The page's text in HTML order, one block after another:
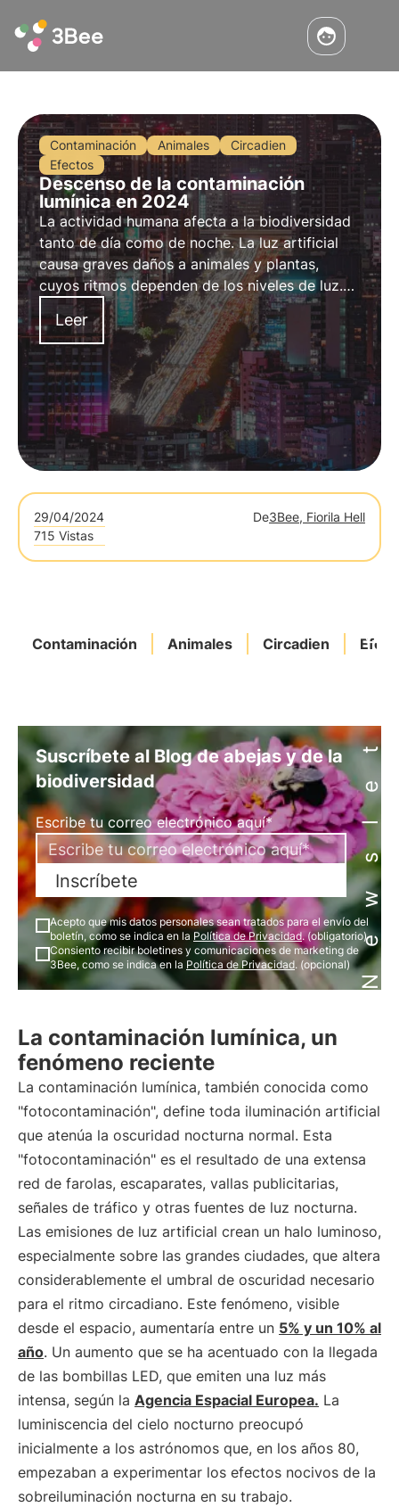
Contaminación Animales
Circadien
Efectos
Descenso de la contaminación
lumínica en 2024
La actividad humana afecta a la biodiversidad
tanto de día como de noche. La luz artificial
causa graves daños a animales y plantas,
cuyos ritmos dependen de los niveles de luz.
Afortunadamente, la contaminación lumínica
en Francia está disminuyendo desde principios
de 2024.
Leer
29/04/2024 De3Bee, Fiorila Hell
715 Vistas
Contaminación Animales Circadien Newsletter
Suscríbete al Blog de abejas y de la
biodiversidad
Escribe tu correo electrónico aquí*
Inscríbete
Acepto que mis datos personales sean tratados para el envío del
boletín, como se indica en la Política de Privacidad. (obligatorio)
Consiento recibir boletines y comunicaciones de marketing de
3Bee, como se indica en la Política de Privacidad. (opcional)
La contaminación lumínica, un
fenómeno reciente
La contaminación lumínica, también conocida como
"fotocontaminación", define toda iluminación artificial
que atenúa la oscuridad nocturna normal. Esta
"fotocontaminación" es el resultado de una extensa
red de farolas, escaparates, vallas publicitarias,
señales de tráfico y otras fuentes de luz nocturna.
Las emisiones de luz artificial crean un halo luminoso,
especialmente sobre las grandes ciudades, que altera
considerablemente el umbral de oscuridad necesario
para el ritmo circadiano. Este fenómeno, visible
desde el espacio, aumentaría entre un 5% y un 10% al
año. Un aumento que se ha acentuado con la llegada
de las bombillas LED, que emiten una luz más
intensa, según la Agencia Espacial Europea. La
luminiscencia del cielo nocturno preocupó
inicialmente a los astrónomos que, en los años 80,
empezaban a experimentar los efectos nocivos de la
sobreiluminación nocturna en su trabajo.